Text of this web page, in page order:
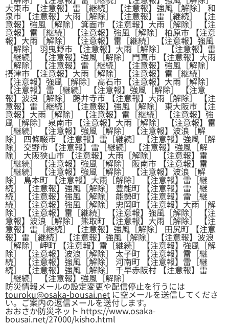
大東市 【注意報】雷［継続］ 【注意報】強風［解除］ 和
泉市 【注意報】大雨［解除］ 【注意報】雷［継続］ 【注
意報】強風［解除］ 箕面市 【注意報】大雨［解除］ 【注
意報】雷［継続］ 【注意報】強風［解除］ 柏原市 【注意
報】大雨［解除］ 【注意報】雷［継続］ 【注意報】強風
［解除］ 羽曳野市 【注意報】大雨［解除］ 【注意報】雷
［継続］ 【注意報】強風［解除］ 門真市 【注意報】大雨
［解除］ 【注意報】雷［継続］ 【注意報】強風［解除］
摂津市 【注意報】大雨［解除］ 【注意報】雷［継続］
【注意報】強風［解除］ 高石市 【注意報】大雨［解除］
【注意報】雷［継続］ 【注意報】強風［解除］ 【注意
報】波浪［解除］ 藤井寺市 【注意報】大雨［解除］ 【注
意報】雷［継続］ 【注意報】強風［解除］ 東大阪市 【注
意報】大雨［解除］ 【注意報】雷［継続］ 【注意報】強
風［解除］ 泉南市 【注意報】大雨［解除］ 【注意報】雷
［継続］ 【注意報】強風［解除］ 【注意報】波浪［解
除］ 四條畷市 【注意報】雷［継続］ 【注意報】強風［解
除］ 交野市 【注意報】雷［継続］ 【注意報】強風［解
除］ 大阪狭山市 【注意報】大雨［解除］ 【注意報】雷
［継続］ 【注意報】強風［解除］ 阪南市 【注意報】雷
［継続］ 【注意報】強風［解除］ 【注意報】波浪［解
除］ 島本町 【注意報】大雨［解除］ 【注意報】雷［継
続］ 【注意報】強風［解除］ 豊能町 【注意報】雷［継
続］ 【注意報】強風［解除］ 能勢町 【注意報】雷［継
続］ 【注意報】強風［解除］ 忠岡町 【注意報】大雨［解
除］ 【注意報】雷［継続］ 【注意報】強風［解除］ 【注
意報】波浪［解除］ 熊取町 【注意報】大雨［解除］ 【注
意報】雷［継続］ 【注意報】強風［解除］ 田尻町 【注意
報】雷［継続］ 【注意報】強風［解除］ 【注意報】波浪
［解除］ 岬町 【注意報】雷［継続］ 【注意報】強風［解
除］ 【注意報】波浪［解除］ 太子町 【注意報】雷［継
続］ 【注意報】強風［解除］ 河南町 【注意報】雷［継
続］ 【注意報】強風［解除］ 千早赤阪村 【注意報】雷
［継続］ 【注意報】強風［解除］
防災情報メールの設定変更や配信停止を行うには
touroku@osaka-bousai.netに空メールを送信してくださ
い。ご案内の返信メールを送付します。
おおさか防災ネット https://www.osaka-
bousai.net/27000/kisho.html